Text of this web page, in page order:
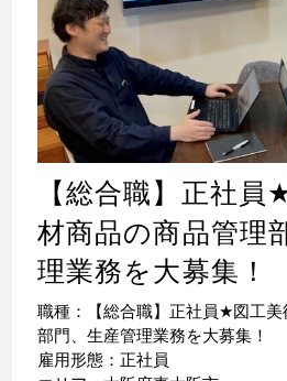
【総合職】正社員
材商品の商品管理
理業務を大募集！
職種：【総合職】正社員★図工
部門、生産管理業務を大募集！
雇用形態：正社員